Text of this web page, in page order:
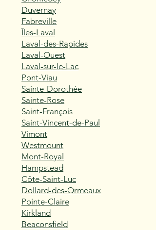
Duvernay
Fabreville
Îles-Laval
Laval-des-Rapides
Laval-Ouest
Laval-sur-le-Lac
Pont-Viau
Sainte-Dorothée
Sainte-Rose
Saint-François
Saint-Vincent-de-Paul
Vimont
Westmount
Mont-Royal
Hampstead
Côte-Saint-Luc
Dollard-des-Ormeaux
Pointe-Claire
Kirkland
Beaconsfield